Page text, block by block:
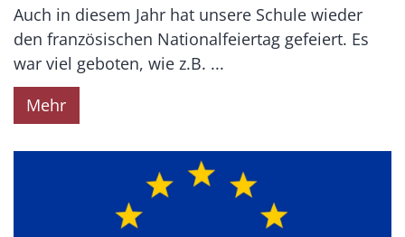
Auch in diesem Jahr hat unsere Schule wieder
den französischen Nationalfeiertag gefeiert. Es
war viel geboten, wie z.B. ...
Mehr